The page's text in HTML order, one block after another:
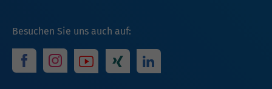
Besuchen Sie uns auch auf: